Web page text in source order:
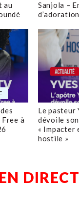
au
Sanjola –
à
Le pasteur
dévoile
« Impacter
hostile »
DIRECT